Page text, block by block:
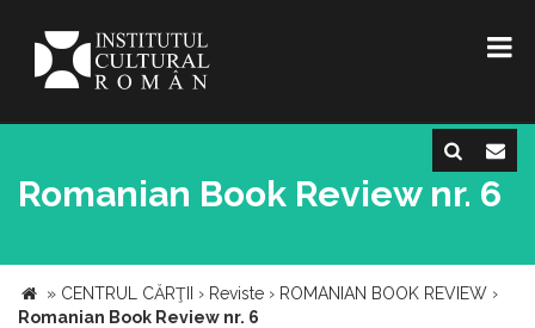
Romanian Book Review nr. 6
» CENTRUL CĂRŢII › Reviste › ROMANIAN BOOK REVIEW ›
Romanian Book Review nr. 6